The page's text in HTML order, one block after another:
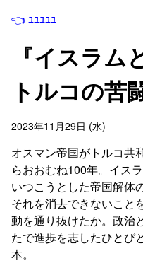
👈 ﾕﾕﾕﾕﾕ
『イスラム
トルコの苦
2023年11月29日 (水)
オスマン帝国がトルコ共
らおおむね100年。イス
いつこうとした帝国解体
それを消去できないこと
動を通り抜けたか。政治
たで進歩を志したひとび
本。